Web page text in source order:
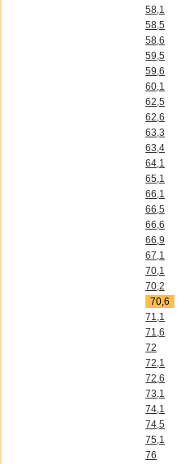
58,1
58,5
58,6
59,5
59,6
60,1
62,5
62,6
63,3
63,4
64,1
65,1
66,1
66,5
66,6
66,9
67,1
70,1
70,2
70,6
71,1
71,6
72
72,1
72,6
73,1
74,1
74,5
75,1
76